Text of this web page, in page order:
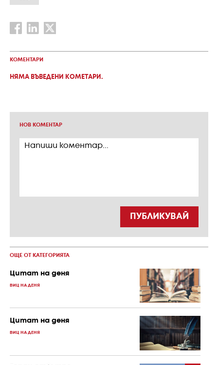
КОМЕНТАРИ
НЯМА ВЪВЕДЕНИ КОМЕТАРИ.
НОВ КОМЕНТАР
ПУБЛИКУВАЙ
ОЩЕ ОТ КАТЕГОРИЯТА
Цитат на деня
ВИЦ НА ДЕНЯ
Цитат на деня
ВИЦ НА ДЕНЯ